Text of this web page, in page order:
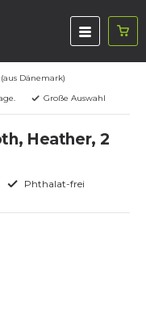
(aus Dänemark)
Große Auswahl
Heather, 2
Phthalat-frei